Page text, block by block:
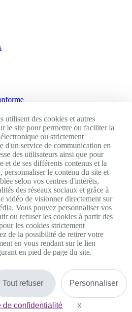
gratuitsDe 9h à 18h.
contact LSF
utilisent des cookies et autres
le site pour permettre ou faciliter la
ou strictement
d'un service de communication en
des utilisateurs ainsi que pour
et de ses différents contenus et la
personnaliser le contenu du site et
selon vos centres d'intérêts,
des réseaux sociaux et grâce à
vidéo de visionner directement sur
Vous pouvez personnaliser vos
ou refuser les cookies à partir des
les cookies strictement
de la possibilité de retirer votre
en vous rendant sur le lien
en pied de page du site.
Tout refuser Personnaliser
de confidentialité X